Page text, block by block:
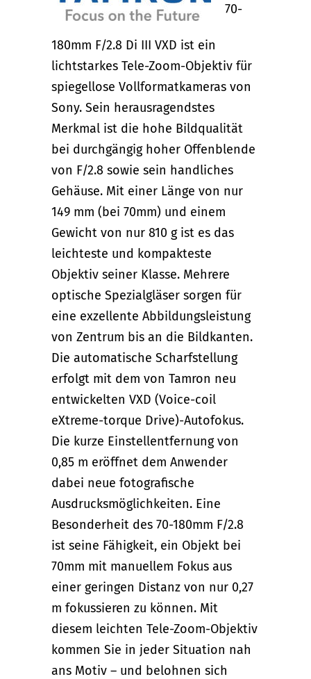
70-
180mm F/2.8 Di III VXD ist ein
lichtstarkes Tele-Zoom-Objektiv für
spiegellose Vollformatkameras von
Sony. Sein herausragendstes
Merkmal ist die hohe Bildqualität
bei durchgängig hoher Offenblende
von F/2.8 sowie sein handliches
Gehäuse. Mit einer Länge von nur
149 mm (bei 70mm) und einem
Gewicht von nur 810 g ist es das
leichteste und kompakteste
Objektiv seiner Klasse. Mehrere
optische Spezialgläser sorgen für
eine exzellente Abbildungsleistung
von Zentrum bis an die Bildkanten.
Die automatische Scharfstellung
erfolgt mit dem von Tamron neu
entwickelten VXD (Voice-coil
eXtreme-torque Drive)-Autofokus.
Die kurze Einstellentfernung von
0,85 m eröffnet dem Anwender
dabei neue fotografische
Ausdrucksmöglichkeiten. Eine
Besonderheit des 70-180mm F/2.8
ist seine Fähigkeit, ein Objekt bei
70mm mit manuellem Fokus aus
einer geringen Distanz von nur 0,27
m fokussieren zu können. Mit
diesem leichten Tele-Zoom-Objektiv
kommen Sie in jeder Situation nah
ans Motiv – und belohnen sich